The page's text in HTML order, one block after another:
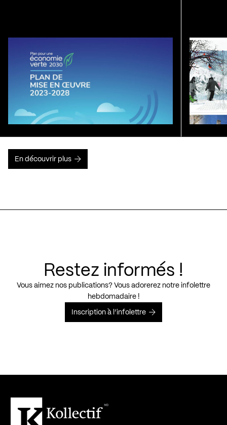
En découvrir plus
Restez informés !
Vous aimez nos publications? Vous adorerez notre infolettre
hebdomadaire !
Inscription à l’infolettre